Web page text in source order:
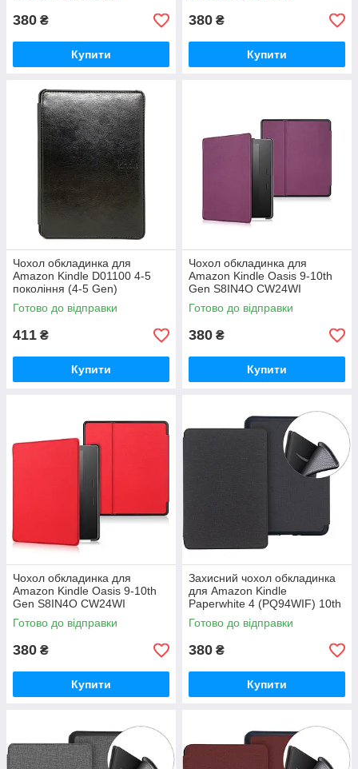
380 ₴
Купити
380 ₴
Купити
Чохол обкладинка для
Amazon Kindle D01100 4-5
покоління (4-5 Gen)
Готово до відправки
411 ₴
Купити
Чохол обкладинка для
Amazon Kindle Oasis 9-10th
Gen S8IN4O CW24WI
Готово до відправки
380 ₴
Купити
Чохол обкладинка для
Amazon Kindle Oasis 9-10th
Gen S8IN4O CW24WI
Готово до відправки
380 ₴
Купити
Захисний чохол обкладинка
для Amazon Kindle
Paperwhite 4 (PQ94WIF) 10th
Gen 6 дюймів
Готово до відправки
380 ₴
Купити